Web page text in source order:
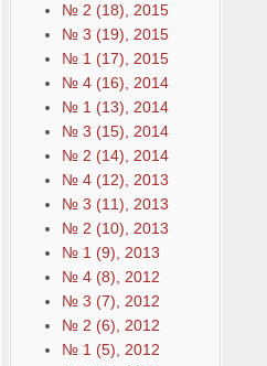
№ 2 (18), 2015
№ 3 (19), 2015
№ 1 (17), 2015
№ 4 (16), 2014
№ 1 (13), 2014
№ 3 (15), 2014
№ 2 (14), 2014
№ 4 (12), 2013
№ 3 (11), 2013
№ 2 (10), 2013
№ 1 (9), 2013
№ 4 (8), 2012
№ 3 (7), 2012
№ 2 (6), 2012
№ 1 (5), 2012